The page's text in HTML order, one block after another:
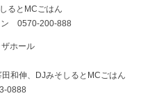
るとMCごはん
ン 0570-200-888
ホール
和伸、DJみそしるとMCごはん
0888